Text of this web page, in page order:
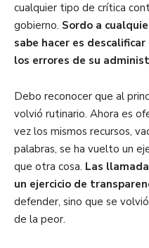
cualquier tipo de crítica
gobierno. Sordo a
sabe hacer es
los errores de su
Debo reconocer que al
volvió rutinario. Ahora es
vez los mismos recursos,
palabras, se ha vuelto un
que otra cosa. Las
un ejercicio de
defender, sino que se
de la peor.